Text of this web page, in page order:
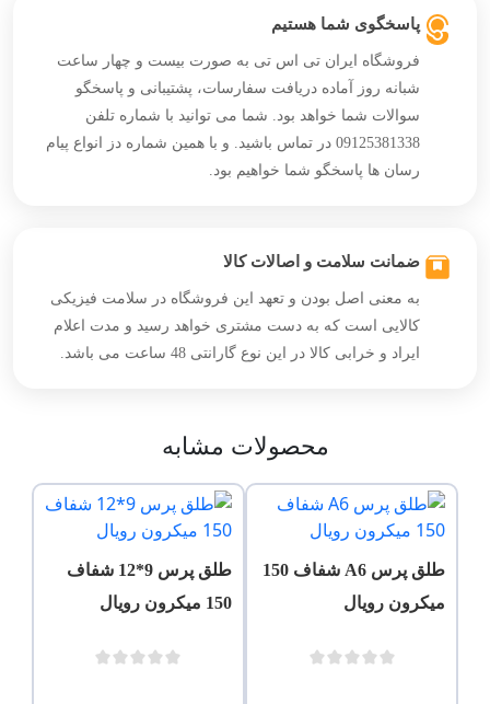
پاسخگوی شما هستیم
فروشگاه ایران تی اس تی به صورت بیست و چهار ساعت
شبانه روز آماده دریافت سفارسات، پشتیبانی و پاسخگو
سوالات شما خواهد بود. شما می توانید با شماره تلفن
09125381338 در تماس باشید. و با همین شماره دز انواع پیام
رسان ها پاسخگو شما خواهیم بود.
ضمانت سلامت و اصالات کالا
به معنی اصل بودن و تعهد این فروشگاه در سلامت فیزیکی
کالایی است که به دست مشتری خواهد رسید و مدت اعلام
ایراد و خرابی کالا در این نوع گارانتی 48 ساعت می باشد.
محصولات مشابه
طلق پرس A6 شفاف 150
میکرون رویال
طلق پرس 9*12 شفاف
150 میکرون رویال